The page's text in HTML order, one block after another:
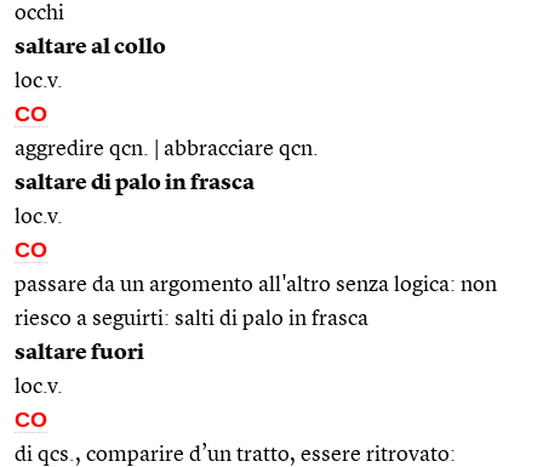
occhi
saltare al collo
loc.v.
CO
aggredire qcn. | abbracciare qcn.
saltare di palo in frasca
loc.v.
CO
passare da un argomento all'altro senza logica: non
riesco a seguirti: salti di palo in frasca
saltare fuori
loc.v.
CO
di qcs., comparire d’un tratto, essere ritrovato: